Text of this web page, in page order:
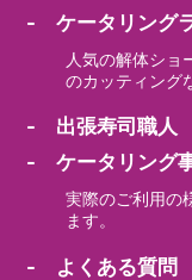
- ケータリング
人気の解体ショ
のカッティング
- 出張寿司職人
- ケータリング
実際のご利用の
ます。
- よくある質問